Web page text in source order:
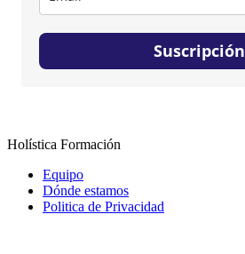
Suscripción
Holística Formación
Equipo
Dónde estamos
Politica de Privacidad